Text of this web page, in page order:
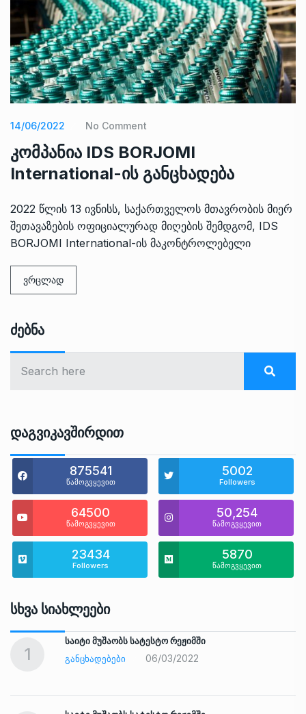
14/06/2022 No Comment
კომპანია IDS BORJOMI
International-ის განცხადება
2022 წლის 13 ივნისს, საქართველოს მთავრობის მიერ
შეთავაზების ოფიციალურად მიღების შემდგომ, IDS
BORJOMI International-ის მაკონტროლებელი
ვრცლად
Ძებნა
Დაგვიკავშირდით
875541
წამოგვყევით
5002
Followers
64500
წამოგვყევით
50,254
წამოგვყევით
23434
Followers
5870
წამოგვყევით
Სხვა Სიახლეები
1
საიტი მუშაობს სატესტო რეჟიმში
ᲒᲐᲜᲪᲮᲐᲓᲔᲑᲔᲑᲘ
06/03/2022